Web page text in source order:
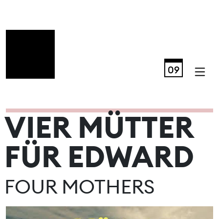
09
AUGUST 2026
Mo Di Mi Do Fr
01
02
VIER MÜTTER
FÜR EDWARD
FOUR MOTHERS